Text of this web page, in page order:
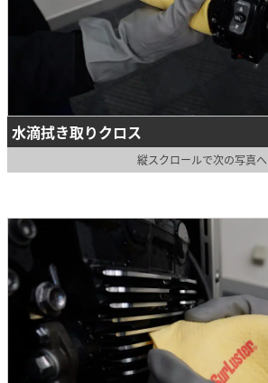
水滴拭き取りクロス
縦スクロールで次の写真へ